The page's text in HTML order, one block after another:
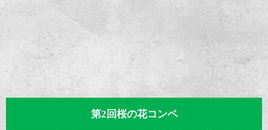
第2回桜の花コンペ